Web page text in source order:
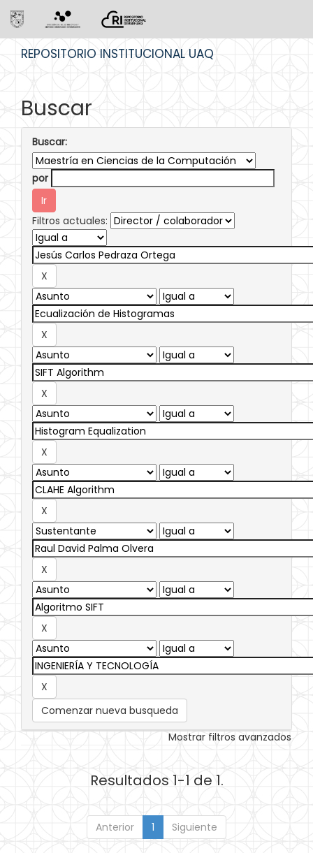
REPOSITORIO INSTITUCIONAL UAQ
Buscar
Buscar:
por
Filtros actuales:
Comenzar nueva busqueda
Mostrar filtros avanzados
Resultados 1-1 de 1.
Anterior 1 Siguiente